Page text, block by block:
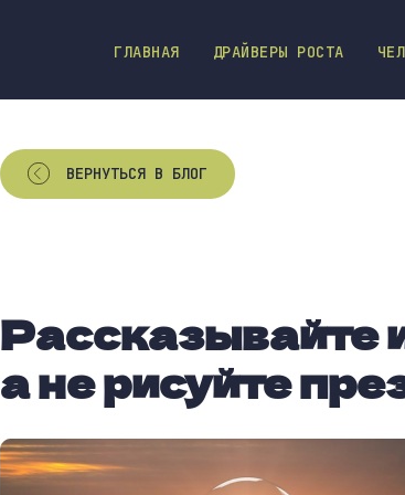
ГЛАВНАЯ ДРАЙВЕРЫ РОСТА
ВЕРНУТЬСЯ В БЛОГ
Рассказывайте
а не рисуйте